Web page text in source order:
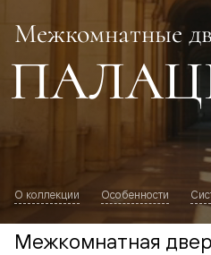
Межкомнатные
О коллекции Особенности
Межкомнатная